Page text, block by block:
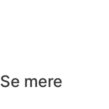
Se mere